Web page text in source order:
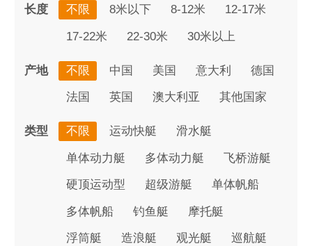
长度 不限 8米以下 8-12米 12-17米
17-22米 22-30米 30米以上
产地 不限 中国 美国 意大利 德国
法国 英国 澳大利亚 其他国家
类型 不限 运动快艇 滑水艇
单体动力艇 多体动力艇 飞桥游艇
硬顶运动型 超级游艇 单体帆船
多体帆船 钓鱼艇 摩托艇
浮筒艇 造浪艇 观光艇 巡航艇